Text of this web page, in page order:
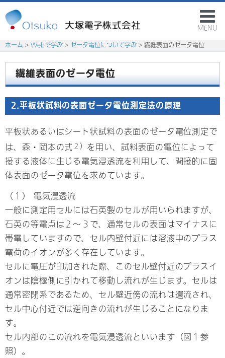
MENU
ホーム > Webで学ぶ > ゼータ電位について学ぶ > 繊維表面のゼータ電位
繊維表面のゼータ電位
2.平板状試料の表面ゼータ電位測定法の原理
平板状あるいはシート状試料の表面のゼータ電位測定で
は、森・岡本の式 ２） を用い、試料表面の電位によって
接する液体に生じる電気浸透流を利用して、間接的に固
体表面のゼータ電位を求めています。
（１） 電気浸透流
一般に測定用セルには石英製のセルが用いられますが、
石英の等電点は２～３で、通常セルの表面はマイナスに
帯電していますので、セル内壁付近には溶液中のプラス
電荷のイオンが多く存在しています。
セルに電圧が印加された際、このセル壁付近のプラスイ
オンは陰極側に引かれて移動し流れが生じます。セルは
通常密閉系であるため、セル壁近傍の流れは還流され、
セル中心付近では逆向きの流れが生じることになりま
す。
セル内部のこの流れを電気浸透流といいます（図１参
照）。